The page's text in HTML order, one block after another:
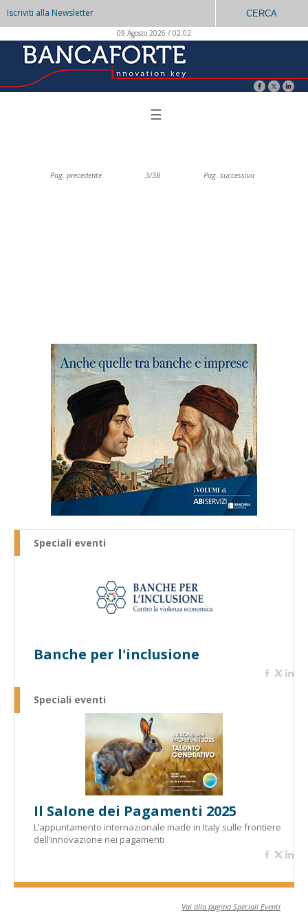
Iscriviti alla Newsletter CERCA
09 Agosto 2026 / 02:02
☰
Pag. precedente 3/38 Pag. successiva
Speciali eventi
Banche per l'inclusione
Speciali eventi
Il Salone dei Pagamenti 2025
L’appuntamento internazionale made in Italy sulle frontiere
dell’innovazione nei pagamenti
Vai alla pagina Speciali Eventi